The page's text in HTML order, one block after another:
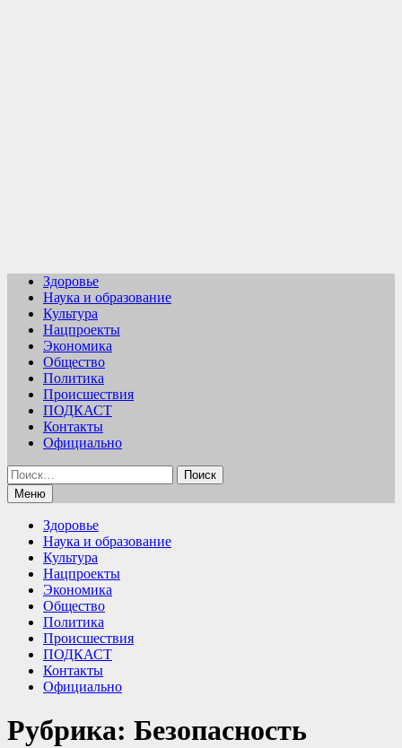
Здоровье
Наука и образование
Культура
Нацпроекты
Экономика
Общество
Политика
Происшествия
ПОДКАСТ
Контакты
Официально
Найти:
Меню
Здоровье
Наука и образование
Культура
Нацпроекты
Экономика
Общество
Политика
Происшествия
ПОДКАСТ
Контакты
Официально
Рубрика: Безопасность